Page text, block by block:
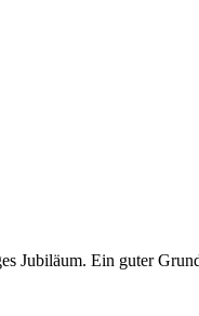
Jubiläum. Ein guter